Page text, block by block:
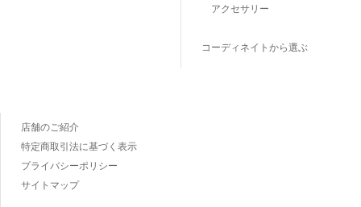
アクセサリー
コーディネイトから選ぶ
店舗のご紹介
特定商取引法に基づく表示
プライバシーポリシー
サイトマップ